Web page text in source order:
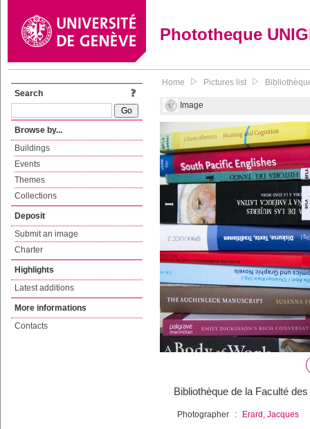
Phototheque
Search
Browse by...
Buildings
Events
Themes
Collections
Deposit
Submit an image
Charter
Highlights
Latest additions
More informations
Contacts
Home Pictures list
Image
Bibliothèque de la Faculté
Photographer : Erard, Jacques